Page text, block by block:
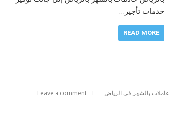
خدمات تأجير…
READ MORE
عاملات بالشهر في الرياض Leave a comment